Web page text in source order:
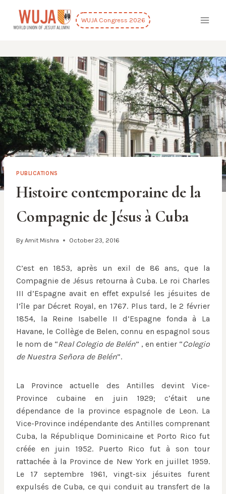
content
WUJA Congress 2026
PUBLICATIONS
Histoire contemporaine de la
Compagnie de Jésus à Cuba
By Amit Mishra October 23, 2016
C’est en 1853, après un exil de 86 ans, que la
Compagnie de Jésus retourna à Cuba. Le roi Charles
III d’Espagne avait en effet expulsé les jésuites de
l’île par Décret Royal, en 1767. Plus tard, le 2 février
1854, la Reine Isabelle II d’Espagne fonda à La
Havane, le Collège de Belen, connu en espagnol sous
le nom de “Real Colegio de Belén” , en entier “Colegio
de Nuestra Señora de Belén”.
La Province actuelle des Antilles devint Vice-
Province cubaine en juin 1929; c’était une
dépendance de la province espagnole de Leon. La
Vice-Province indépendante des Antilles comprenant
Cuba, la République Dominicaine et Porto Rico fut
créée en juin 1952. Puerto Rico fut à son tour
rattachée à la Province de New York en juillet 1959.
Le 17 septembre 1961, vingt-six jésuites furent
expulsés de Cuba, ce qui conduit au transfert de la